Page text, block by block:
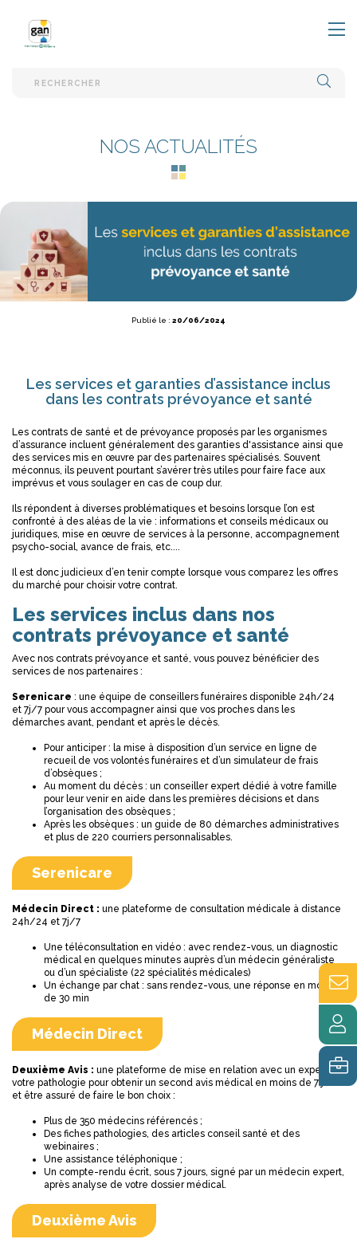
NOS ACTUALITÉS
Publié le : 20/06/2024
Les services et garanties d’assistance inclus
dans les contrats prévoyance et santé
Les contrats de santé et de prévoyance proposés par les organismes
d’assurance incluent généralement des garanties d'assistance ainsi que
des services mis en œuvre par des partenaires spécialisés. Souvent
méconnus, ils peuvent pourtant s’avérer très utiles pour faire face aux
imprévus et vous soulager en cas de coup dur.
Ils répondent à diverses problématiques et besoins lorsque l’on est
confronté à des aléas de la vie : informations et conseils médicaux ou
juridiques, mise en œuvre de services à la personne, accompagnement
psycho-social, avance de frais, etc....
Il est donc judicieux d’en tenir compte lorsque vous comparez les offres
du marché pour choisir votre contrat.
Les services inclus dans nos
contrats prévoyance et santé
Avec nos contrats prévoyance et santé, vous pouvez bénéficier des
services de nos partenaires :
Serenicare : une équipe de conseillers funéraires disponible 24h/24
et 7j/7 pour vous accompagner ainsi que vos proches dans les
démarches avant, pendant et après le décès.
Pour anticiper : la mise à disposition d’un service en ligne de
recueil de vos volontés funéraires et d’un simulateur de frais
d’obsèques ;
Au moment du décès : un conseiller expert dédié à votre famille
pour leur venir en aide dans les premières décisions et dans
l’organisation des obsèques ;
Après les obsèques : un guide de 80 démarches administratives
et plus de 220 courriers personnalisables.
Serenicare
Médecin Direct : une plateforme de consultation médicale à distance
24h/24 et 7j/7
Une téléconsultation en vidéo : avec rendez-vous, un diagnostic
médical en quelques minutes auprès d’un médecin généraliste
ou d’un spécialiste (22 spécialités médicales)
Un échange par chat : sans rendez-vous, une réponse en moins
de 30 min
Médecin Direct
Deuxième Avis : une plateforme de mise en relation avec un expert de
votre pathologie pour obtenir un second avis médical en moins de 7 jours
et être assuré de faire le bon choix :
Plus de 350 médecins référencés ;
Des fiches pathologies, des articles conseil santé et des
webinaires ;
Une assistance téléphonique ;
Un compte-rendu écrit, sous 7 jours, signé par un médecin expert,
après analyse de votre dossier médical.
Deuxième Avis